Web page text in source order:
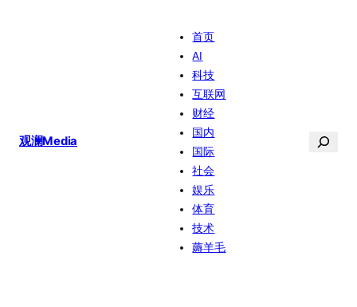
观澜Media
首页
AI
科技
互联网
财经
国内
国际
社会
娱乐
体育
技术
薅羊毛
搜